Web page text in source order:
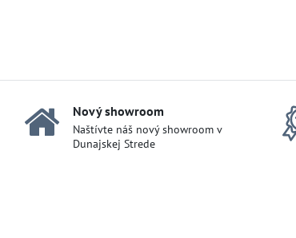
Nový showroom
Naštívte náš nový showroom v
Dunajskej Strede